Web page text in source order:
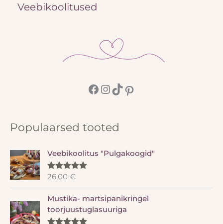
Veebikoolitused
Populaarsed tooted
Veebikoolitus "Pulgakoogid"
Hinnanguga
26,00 €
Mustika- martsipanikringel
toorjuustuglasuuriga